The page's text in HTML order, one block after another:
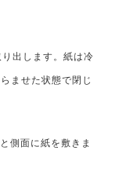
出します。紙は冷
ませた状態で閉じ
側面に紙を敷きま